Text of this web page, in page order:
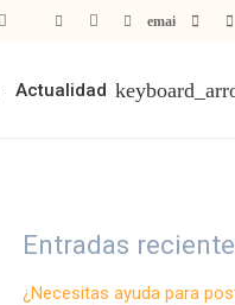
Actualidad
Entradas
¿Necesitas ayuda para